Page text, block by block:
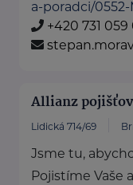
a-poradci/
+420 731 059
Allianz
Lidická 714/69
Jsme tu,
Pojistíme Vaše